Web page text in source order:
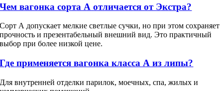
Чем вагонка сорта А отличается от Экстра?
Сорт А допускает мелкие светлые сучки, но при этом сохраняет
прочность и презентабельный внешний вид. Это практичный
выбор при более низкой цене.
Где применяется вагонка класса А из липы?
Для внутренней отделки парилок, моечных, спа, жилых и